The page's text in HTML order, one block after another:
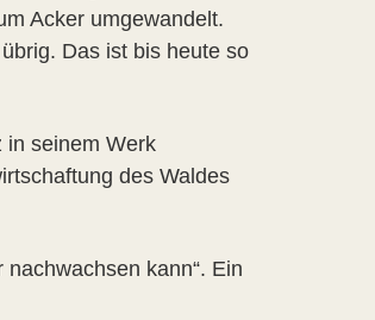
Acker umgewandelt.
Das ist bis heute so
in seinem Werk
des Waldes
kann“. Ein